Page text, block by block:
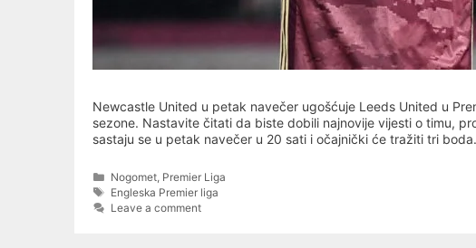
Newcastle United u petak navečer ugošćuje Leeds United u
sezone. Nastavite čitati da biste dobili najnovije vijesti o timu,
sastaju se u petak navečer u 20 sati i očajnički će tražiti tri
Categories
Nogomet Premier Liga
Tags
Engleska Premier liga
Leave a comment